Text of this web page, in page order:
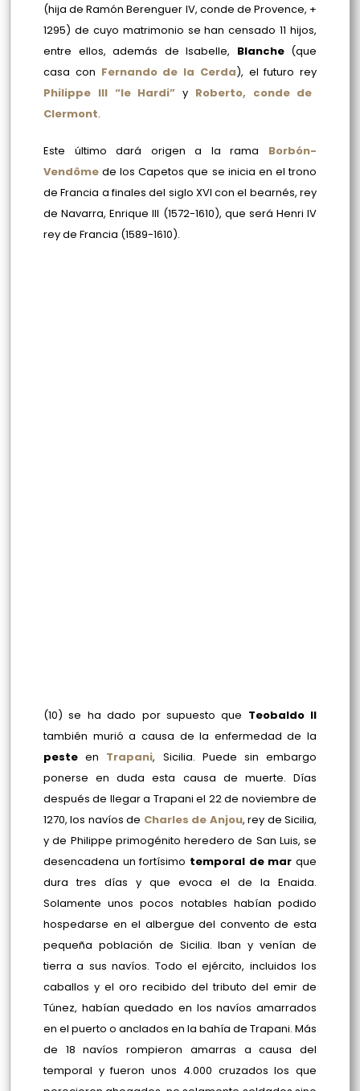
(hija de Ramón Berenguer IV, conde de Provence, +
1295) de cuyo matrimonio se han censado 11 hijos,
entre ellos, además de Isabelle, Blanche(que
casa con Fernando de la Cerda), el futuro rey
Philippe III “le Hardi” y Roberto, conde de
Clermont.
Este último dará origen a la rama Borbón-
Vendôme de los Capetos que se inicia en el trono
de Francia a finales del siglo XVI con el bearnés, rey
de Navarra, Enrique III (1572-1610), que será Henri IV
rey de Francia (1589-1610).
(10) se ha dado por supuesto que Teobaldo II
también murió a causa de la enfermedad de la
peste en Trapani, Sicilia. Puede sin embargo
ponerse en duda esta causa de muerte. Días
después de llegar a Trapani el 22 de noviembre de
1270, los navíos de Charles de Anjou, rey de Sicilia,
y de Philippe primogénito heredero de San Luis, se
desencadena un fortísimo temporal de mar que
dura tres días y que evoca el de la Enaida.
Solamente unos pocos notables habían podido
hospedarse en el albergue del convento de esta
pequeña población de Sicilia. Iban y venían de
tierra a sus navíos. Todo el ejército, incluidos los
caballos y el oro recibido del tributo del emir de
Túnez, habían quedado en los navíos amarrados
en el puerto o anclados en la bahía de Trapani. Más
de 18 navíos rompieron amarras a causa del
temporal y fueron unos 4.000 cruzados los que